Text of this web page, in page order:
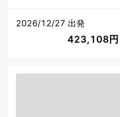
2026/12/27 出発
423,108円